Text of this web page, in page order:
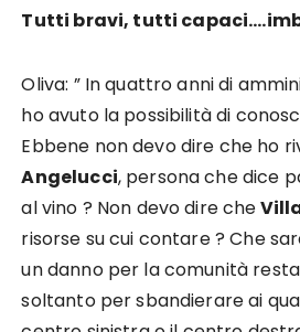
Tutti bravi, tutti
Oliva: ” In quattro anni di
ho avuto la possibilità di
Ebbene non devo dire che ho
Angelucci, persona che dice
al vino ? Non devo dire che
risorse su cui contare ? Che
un danno per la comunità
soltanto per sbandierare ai